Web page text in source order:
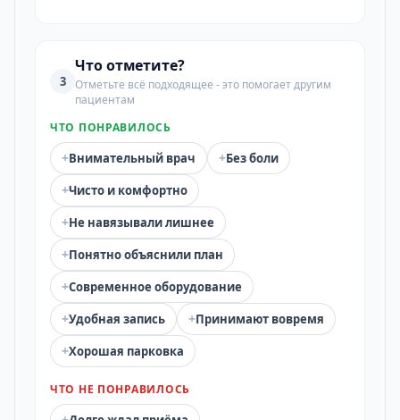
3
Что отметите?
Отметьте всё подходящее - это помогает другим
пациентам
ЧТО ПОНРАВИЛОСЬ
+Внимательный врач +Без боли
+Чисто и комфортно
+Не навязывали лишнее
+Понятно объяснили план
+Современное оборудование
+Удобная запись +Принимают вовремя
+Хорошая парковка
ЧТО НЕ ПОНРАВИЛОСЬ